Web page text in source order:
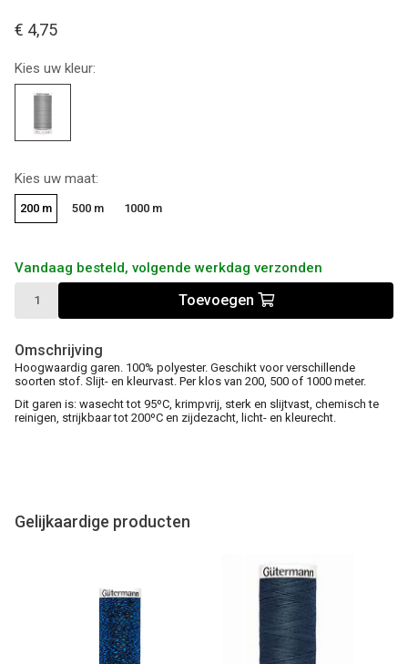
€ 4,75
Kies uw kleur:
Kies uw maat:
200 m 500 m 1000 m
Vandaag besteld, volgende werkdag verzonden
Toevoegen
Omschrijving
Hoogwaardig garen. 100% polyester. Geschikt voor verschillende
soorten stof. Slijt- en kleurvast. Per klos van 200, 500 of 1000 meter.
Dit garen is: wasecht tot 95ºC, krimpvrij, sterk en slijtvast, chemisch te
reinigen, strijkbaar tot 200ºC en zijdezacht, licht- en kleurecht.
Gelijkaardige producten